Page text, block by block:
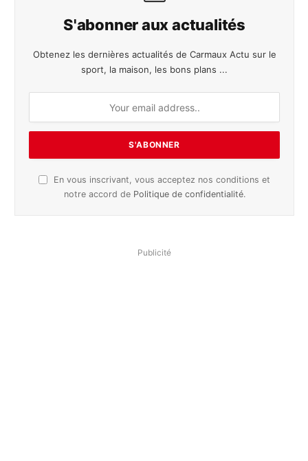
S'abonner aux actualités
Obtenez les dernières actualités de Carmaux Actu sur le
sport, la maison, les bons plans ...
En vous inscrivant, vous acceptez nos conditions et
notre accord de Politique de confidentialité.
Publicité